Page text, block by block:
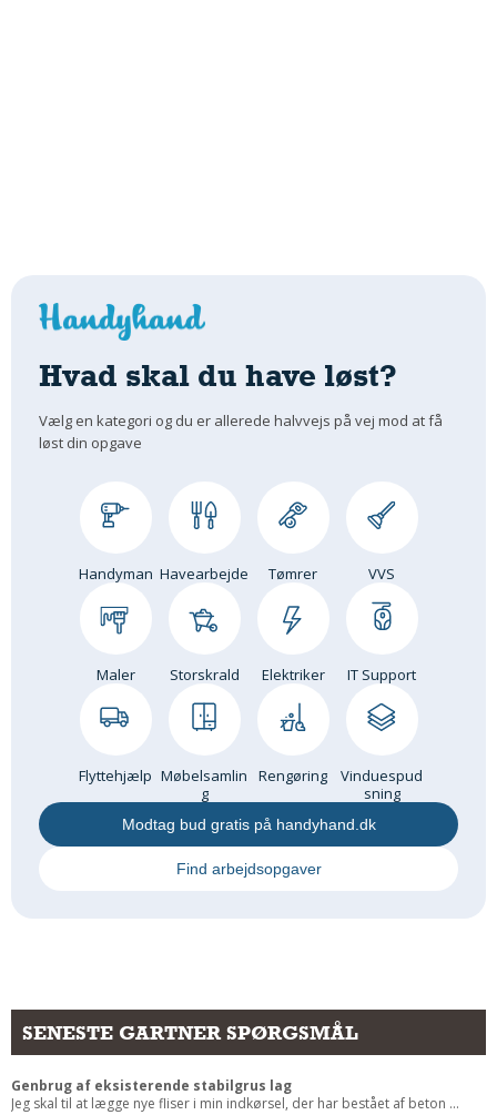
Hvad skal du have løst?
Vælg en kategori og du er allerede halvvejs på vej mod at få
løst din opgave
Handyman Havearbejde Tømrer VVS
Maler Storskrald Elektriker IT Support
Flyttehjælp Møbelsamlin
g
Rengøring
Vinduespud
sning
Modtag bud gratis på handyhand.dk
Find arbejdsopgaver
SENESTE GARTNER SPØRGSMÅL
Genbrug af eksisterende stabilgrus lag
Jeg skal til at lægge nye fliser i min indkørsel, der har bestået af beton ...